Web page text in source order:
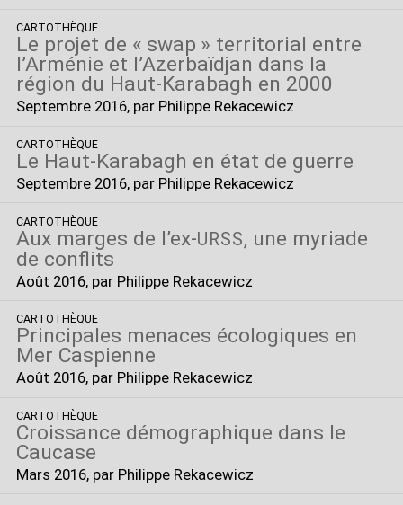
CARTOTHÈQUE
Le projet de « swap » territorial entre
l’Arménie et l’Azerbaïdjan dans la
région du Haut-Karabagh en 2000
Septembre 2016, par Philippe Rekacewicz
CARTOTHÈQUE
Le Haut-Karabagh en état de guerre
Septembre 2016, par Philippe Rekacewicz
CARTOTHÈQUE
Aux marges de l’ex-URSS, une myriade
de conflits
Août 2016, par Philippe Rekacewicz
CARTOTHÈQUE
Principales menaces écologiques en
Mer Caspienne
Août 2016, par Philippe Rekacewicz
CARTOTHÈQUE
Croissance démographique dans le
Caucase
Mars 2016, par Philippe Rekacewicz